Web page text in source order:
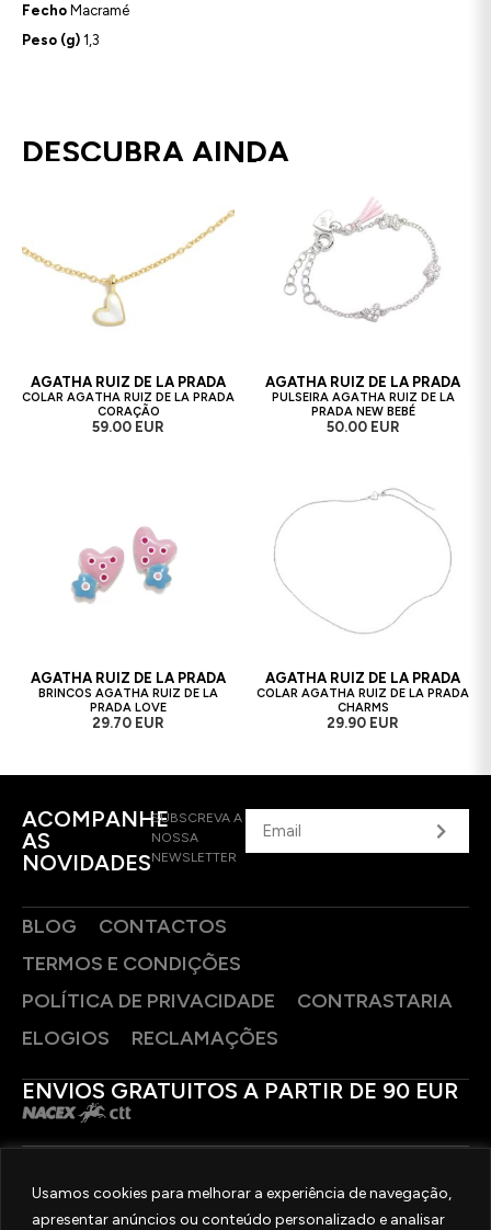
Usamos cookies para melhorar a experiência de navegação,
apresentar anúncios ou conteúdo personalizado e analisar
Fecho Macramé
Peso (g) 1,3
DESCUBRA AINDA
AGATHA RUIZ DE LA PRADA
COLAR AGATHA RUIZ DE LA PRADA
CORAÇÃO
59.00 EUR
AGATHA RUIZ DE LA PRADA
PULSEIRA AGATHA RUIZ DE LA
PRADA NEW BEBÉ
50.00 EUR
AGATHA RUIZ DE LA PRADA
BRINCOS AGATHA RUIZ DE LA
PRADA LOVE
29.70 EUR
AGATHA RUIZ DE LA PRADA
COLAR AGATHA RUIZ DE LA PRADA
CHARMS
29.90 EUR
ACOMPANHE
AS
NOVIDADES
SUBSCREVA A
NOSSA
NEWSLETTER
BLOG
CONTACTOS
TERMOS E CONDIÇÕES
POLÍTICA DE PRIVACIDADE
CONTRASTARIA
ELOGIOS
RECLAMAÇÕES
ENVIOS GRATUITOS A PARTIR DE 90 EUR